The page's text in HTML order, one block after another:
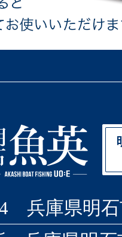
兵庫県明石